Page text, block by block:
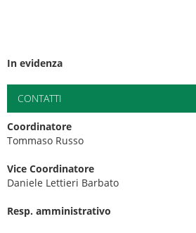
In evidenza
CONTATTI
Coordinatore
Tommaso Russo
Vice Coordinatore
Daniele Lettieri Barbato
Resp. amministrativo